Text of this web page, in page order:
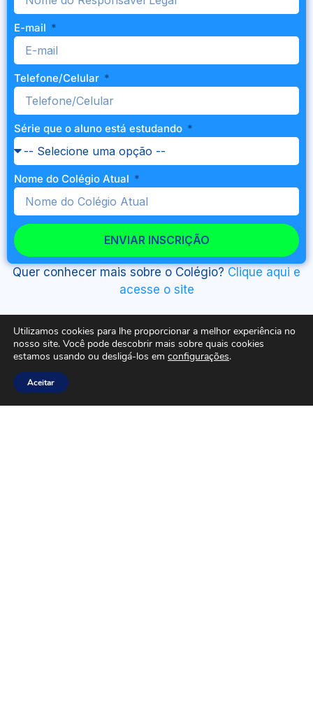
E-mail
Telefone/Celular
Série que o aluno está estudando
Nome do Colégio Atual
ENVIAR INSCRIÇÃO
Quer conhecer mais sobre o Colégio?Clique aqui e
acesse o site
Copyright © 2026 Grupo SOBRESP. Todos os direitos
reservados.
Utilizamos cookies para lhe proporcionar a melhor experiência no
nosso site. Você pode descobrir mais sobre quais cookies
estamos usando ou desligá-los em configurações.
Aceitar